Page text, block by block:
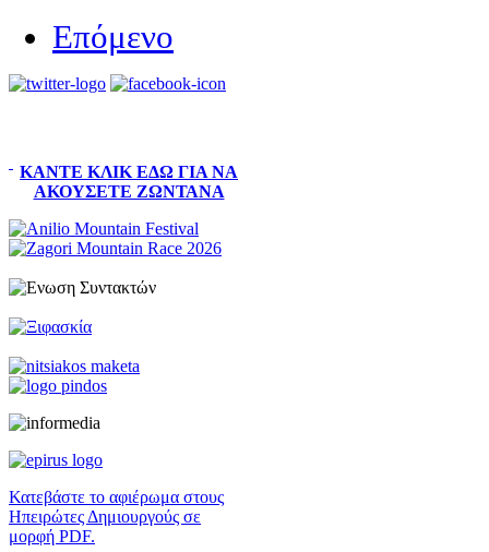
Επόμενο
ΚΆΝΤΕ ΚΛΙΚ ΕΔΏ ΓΙΑ ΝΑ
ΑΚΟΎΣΕΤΕ ΖΩΝΤΑΝΆ
Κατεβάστε το αφιέρωμα στους
Ηπειρώτες Δημιουργούς σε
μορφή PDF.